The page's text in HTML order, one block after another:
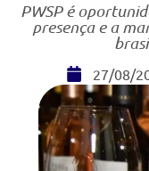
PWSP é
presença e a
27/08/